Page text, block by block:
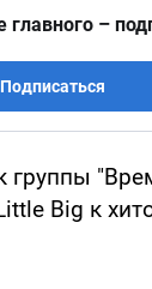
главного –
Подписаться
Big к